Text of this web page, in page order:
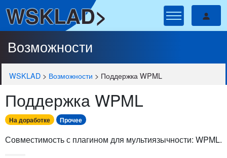
WSKLAD>
Возможности
WSKLAD > Возможности > Поддержка WPML
Поддержка WPML
На доработке Прочее
Совместимость с плагином для мультиязычности: WPML.